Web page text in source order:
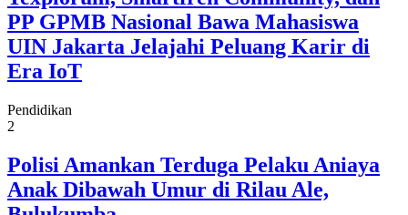
PP GPMB Nasional Bawa Mahasiswa
UIN Jakarta Jelajahi Peluang Karir di
Era IoT
Pendidikan
2
Polisi Amankan Terduga Pelaku Aniaya
Anak Dibawah Umur di Rilau Ale,